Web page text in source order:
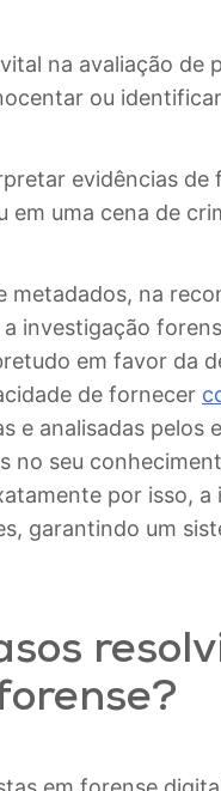
na avaliação de
ou
evidências
em uma cena de
metadados, na
investigação
em favor da
de fornecer
e analisadas pelos
no seu
por isso,
garantindo um